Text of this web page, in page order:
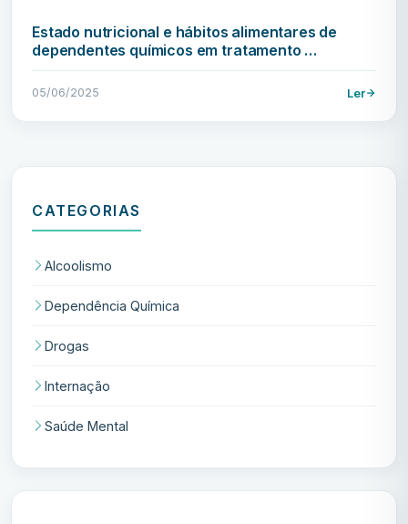
Estado nutricional e hábitos alimentares de
dependentes químicos em tratamento …
05/06/2025 Ler
CATEGORIAS
Alcoolismo
Dependência Química
Drogas
Internação
Saúde Mental